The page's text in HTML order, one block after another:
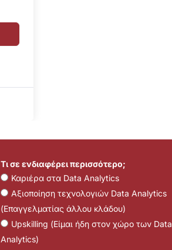
Τι σε ενδιαφέρει περισσότερο;
Καριέρα στα Data Analytics
Αξιοποίηση τεχνολογιών Data Analytics
(Επαγγελματίας άλλου κλάδου)
Upskilling (Είμαι ήδη στον χώρο των Data
Analytics)